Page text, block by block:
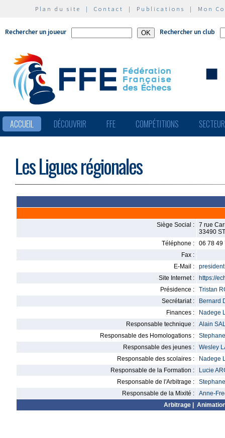
Plan du site | Contact | Publications | Mon
Rechercher un joueur Rechercher un club
ACCUEIL DÉCOUVRIR FFE COMPÉTITIONS
Les Ligues régionales
Siège Social :
7 rue
33490
Téléphone :
06 78 49
Fax :
E-Mail :
Site Internet :
https://
Présidence :
Tristan
Secrétariat :
Bernard
Finances :
Nadege
Responsable technique :
Alain
Responsable des Homologations :
Responsable des jeunes :
Wesley
Responsable des scolaires :
Nadege
Responsable de la Formation :
Lucie
Responsable de l'Arbitrage :
Responsable de la Mixité :
Anne-
Arbitrage|